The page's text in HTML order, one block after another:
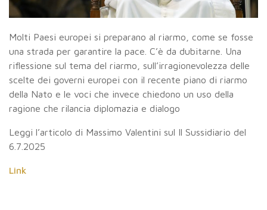
Molti Paesi europei si preparano al riarmo, come se fosse
una strada per garantire la pace. C’è da dubitarne. Una
riflessione sul tema del riarmo, sull’irragionevolezza delle
scelte dei governi europei con il recente piano di riarmo
della Nato e le voci che invece chiedono un uso della
ragione che rilancia diplomazia e dialogo
Leggi l’articolo di Massimo Valentini sul Il Sussidiario del
6.7.2025
Link